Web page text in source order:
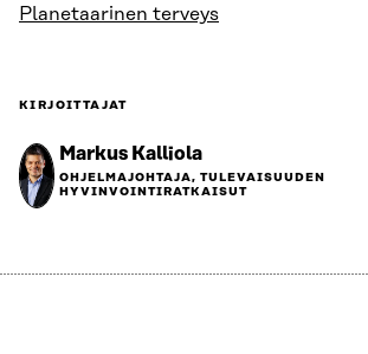
Planetaarinen terveys
KIRJOITTAJAT
Markus Kalliola
OHJELMAJOHTAJA, TULEVAISUUDEN
HYVINVOINTIRATKAISUT